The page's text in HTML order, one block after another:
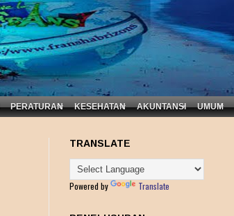
PERATURAN KESEHATAN AKUNTANSI UMUM
TRANSLATE
Powered by Translate